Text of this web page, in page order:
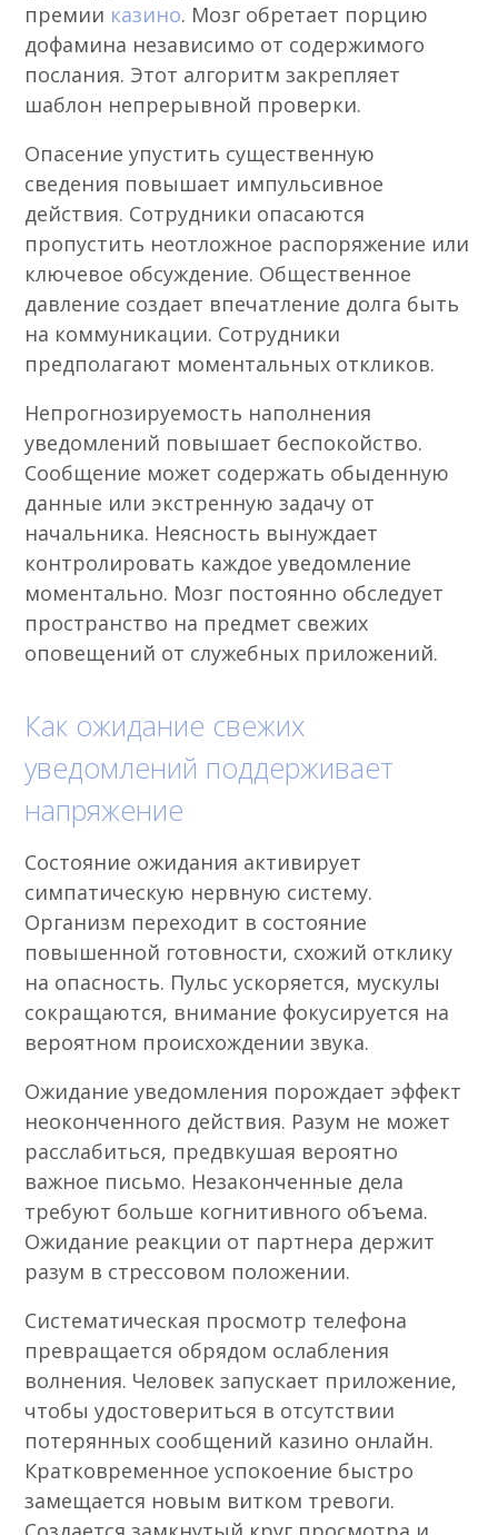
премии казино. Мозг обретает порцию
дофамина независимо от содержимого
послания. Этот алгоритм закрепляет
шаблон непрерывной проверки.
Опасение упустить существенную
сведения повышает импульсивное
действия. Сотрудники опасаются
пропустить неотложное распоряжение или
ключевое обсуждение. Общественное
давление создает впечатление долга быть
на коммуникации. Сотрудники
предполагают моментальных откликов.
Непрогнозируемость наполнения
уведомлений повышает беспокойство.
Сообщение может содержать обыденную
данные или экстренную задачу от
начальника. Неясность вынуждает
контролировать каждое уведомление
моментально. Мозг постоянно обследует
пространство на предмет свежих
оповещений от служебных приложений.
Как ожидание свежих
уведомлений поддерживает
напряжение
Состояние ожидания активирует
симпатическую нервную систему.
Организм переходит в состояние
повышенной готовности, схожий отклику
на опасность. Пульс ускоряется, мускулы
сокращаются, внимание фокусируется на
вероятном происхождении звука.
Ожидание уведомления порождает эффект
неоконченного действия. Разум не может
расслабиться, предвкушая вероятно
важное письмо. Незаконченные дела
требуют больше когнитивного объема.
Ожидание реакции от партнера держит
разум в стрессовом положении.
Систематическая просмотр телефона
превращается обрядом ослабления
волнения. Человек запускает приложение,
чтобы удостовериться в отсутствии
потерянных сообщений казино онлайн.
Кратковременное успокоение быстро
замещается новым витком тревоги.